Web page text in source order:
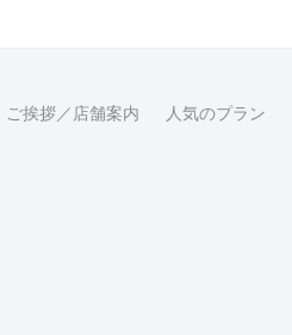
ご挨拶／店舗案内 人気のプラン